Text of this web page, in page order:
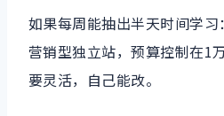
如果每周能抽出半天时间学
营销型独立站，预算控制在1
要灵活，自己能改。